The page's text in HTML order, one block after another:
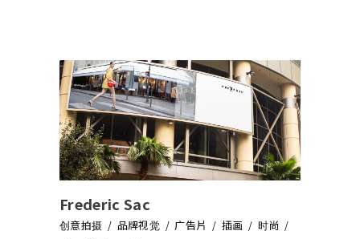
Frederic Sac
创意拍摄 品牌视觉 广告片 插画
时尚